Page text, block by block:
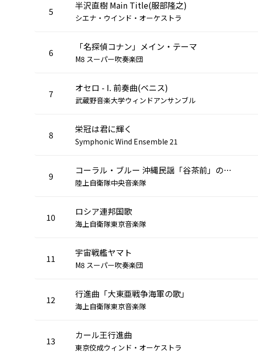
5 半沢直樹 Main Title(服部隆之)
シエナ・ウインド・オーケストラ
6 「名探偵コナン」メイン・テーマ
M8 スーパー吹奏楽団
7 オセロ - I. 前奏曲(ベニス)
武蔵野音楽大学ウィンドアンサンブル
8 栄冠は君に輝く
Symphonic Wind Ensemble 21
9 コーラル・ブルー 沖縄民謡「谷茶前」の主題による交響的印象
陸上自衛隊中央音楽隊
10 ロシア連邦国歌
海上自衛隊東京音楽隊
11 宇宙戦艦ヤマト
M8 スーパー吹奏楽団
12 行進曲「大東亜戦争海軍の歌」
海上自衛隊東京音楽隊
13 カール王行進曲
東京佼成ウィンド・オーケストラ